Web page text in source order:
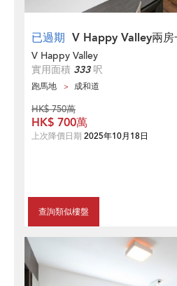
已過期 V Happy Valley兩房
V Happy Valley
實用面積 333呎
跑馬地 成和道
查詢類似樓盤
HK$ 750萬
HK$ 700萬
上次降價日期 2025年10月18日